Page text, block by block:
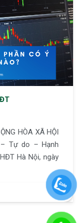
HÒA XÃ HỘI
Tự do – Hạnh
Hà Nội, ngày